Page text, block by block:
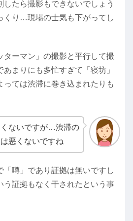
たら撮影もできないでしょう
くり…現場の士気も下がってし
ターマン」の撮影と平行して撮
まりにも多忙すぎて「寝坊」
っては渋滞に巻き込まれたりも
くないですが…渋滞の
悪くないですね
「噂」であり証拠は無いですし
う証拠もなく干されたという事